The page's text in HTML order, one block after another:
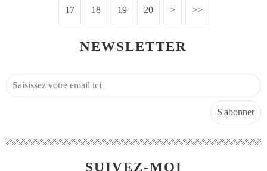
17 18 19 20 30
> >>
NEWSLETTER
SUIVEZ-MOI